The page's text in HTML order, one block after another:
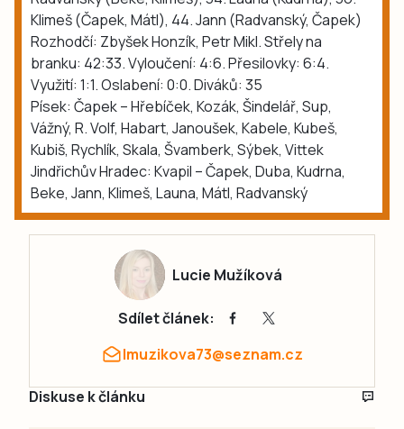
Klimeš (Čapek, Mátl), 44. Jann (Radvanský, Čapek)
Rozhodčí: Zbyšek Honzík, Petr Mikl. Střely na
branku: 42:33. Vyloučení: 4:6. Přesilovky: 6:4.
Využití: 1:1. Oslabení: 0:0. Diváků: 35
Písek: Čapek – Hřebíček, Kozák, Šindelář, Sup,
Vážný, R. Volf, Habart, Janoušek, Kabele, Kubeš,
Kubiš, Rychlík, Skala, Švamberk, Sýbek, Vittek
Jindřichův Hradec: Kvapil – Čapek, Duba, Kudrna,
Beke, Jann, Klimeš, Launa, Mátl, Radvanský
Lucie Mužíková
Sdílet článek:
lmuzikova73@seznam.cz
Diskuse k článku